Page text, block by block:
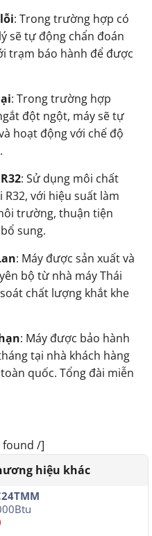
: Trong trường hợp có
sẽ tự động chẩn đoán
trạm báo hành để được
: Trong trường hợp
đột ngột, máy sẽ tự
hoạt động với chế độ
: Sử dụng môi chất
với hiệu suất làm
trường, thuận tiện
sung.
: Máy được sản xuất và
bộ từ nhà máy Thái
chất lượng khắt khe
: Máy được bảo hành
tại nhà khách hàng
quốc. Tổng đài miễn
found /]